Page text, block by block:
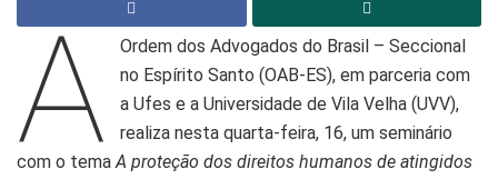
A
Ordem dos Advogados do Brasil – Seccional
no Espírito Santo (OAB-ES), em parceria com
a Ufes e a Universidade de Vila Velha (UVV),
realiza nesta quarta-feira, 16, um seminário
com o temaA proteção dos direitos humanos de atingidos